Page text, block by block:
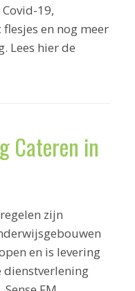
19,
en nog meer
Lees hier de
Cateren in
zijn
en is levering
dienstverlening